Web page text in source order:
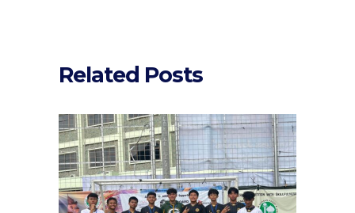
Related Posts